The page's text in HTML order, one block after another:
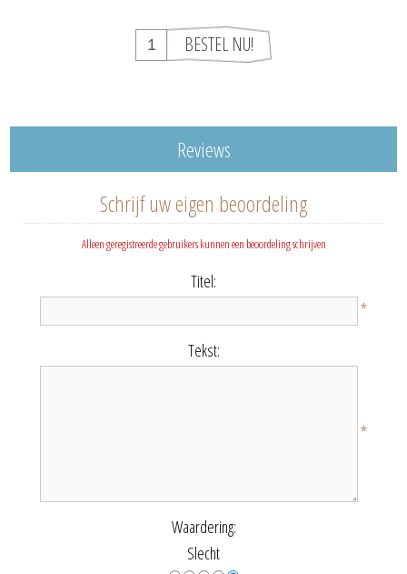
Reviews
Schrijf uw eigen beoordeling
Alleen geregistreerde gebruikers kunnen een beoordeling schrijven
Titel:
*
Tekst:
*
Waardering:
Slecht